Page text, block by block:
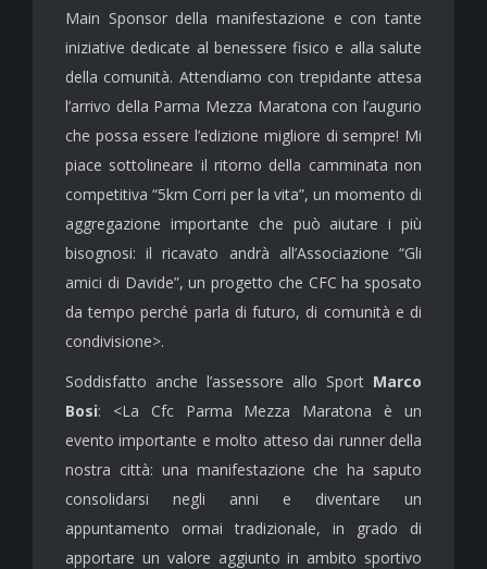
Main Sponsor della manifestazione e con tante
iniziative dedicate al benessere fisico e alla salute
della comunità. Attendiamo con trepidante attesa
l’arrivo della Parma Mezza Maratona con l’augurio
che possa essere l’edizione migliore di sempre! Mi
piace sottolineare il ritorno della camminata non
competitiva “5km Corri per la vita”, un momento di
aggregazione importante che può aiutare i più
bisognosi: il ricavato andrà all’Associazione “Gli
amici di Davide”, un progetto che CFC ha sposato
da tempo perché parla di futuro, di comunità e di
condivisione>.
Soddisfatto anche l’assessore allo Sport Marco
Bosi: <La Cfc Parma Mezza Maratona è un
evento importante e molto atteso dai runner della
nostra città: una manifestazione che ha saputo
consolidarsi negli anni e diventare un
appuntamento ormai tradizionale, in grado di
apportare un valore aggiunto in ambito sportivo